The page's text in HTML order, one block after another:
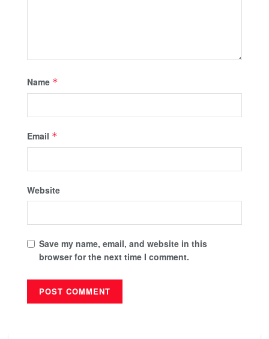
Name *
Email *
Website
Save my name, email, and website in this
browser for the next time I comment.